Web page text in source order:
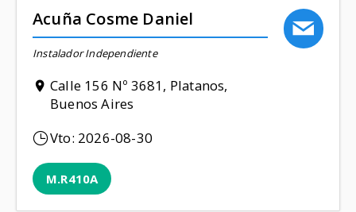
Acuña Cosme Daniel
Instalador Independiente
Calle 156 Nº 3681, Platanos,
Buenos Aires
Vto: 2026-08-30
M.R410A